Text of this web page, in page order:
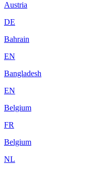
Austria
DE
Bahrain
EN
Bangladesh
EN
Belgium
FR
Belgium
NL